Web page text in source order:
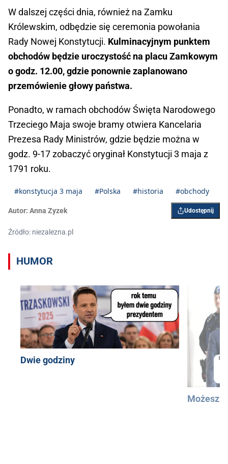
W dalszej części dnia, również na Zamku
Królewskim, odbędzie się ceremonia powołania
Rady Nowej Konstytucji. Kulminacyjnym punktem
obchodów będzie uroczystość na placu Zamkowym
o godz. 12.00, gdzie ponownie zaplanowano
przemówienie głowy państwa.
Ponadto, w ramach obchodów Święta Narodowego
Trzeciego Maja swoje bramy otwiera Kancelaria
Prezesa Rady Ministrów, gdzie będzie można w
godz. 9-17 zobaczyć oryginał Konstytucji 3 maja z
1791 roku.
#konstytucja 3 maja #Polska #historia #obchody
Autor: Anna Zyzek Udostępnij
Źródło: niezalezna.pl
HUMOR
Dwie godziny
Możesz